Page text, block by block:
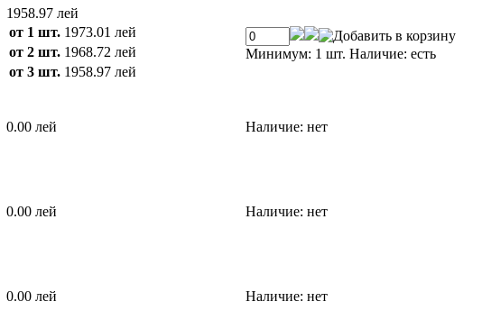
1958.97 лей
от 1 шт. 1973.01 лей
от 2 шт. 1968.72 лей
от 3 шт. 1958.97 лей
Минимум: 1 шт. Наличие: есть
0.00 лей Наличие: нет
0.00 лей Наличие: нет
0.00 лей Наличие: нет